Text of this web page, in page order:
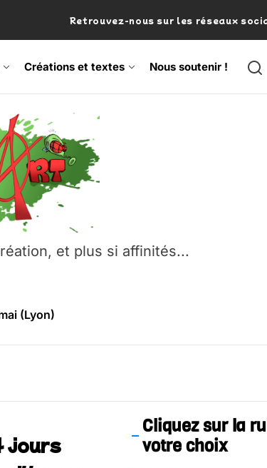
Retrouvez-nous sur les réseaux
Créations et textes Nous soutenir !
et plus si affinités...
(Lyon)
(Vaulx-en-Velin)
Moretti & Pierre Lacôte
(Haute-Savoie)
(Lyon)
(Vaulx-en-Velin)
jours
Cliquez sur la
votre choix